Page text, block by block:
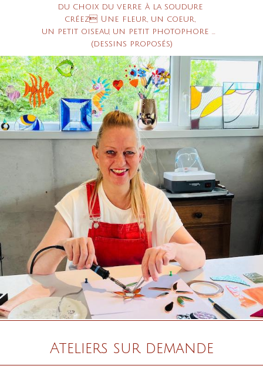
du choix du verre à la soudure
créez Une fleur, un coeur,
un petit oiseau, un petit photophore ...
(dessins proposés)
Ateliers sur demande